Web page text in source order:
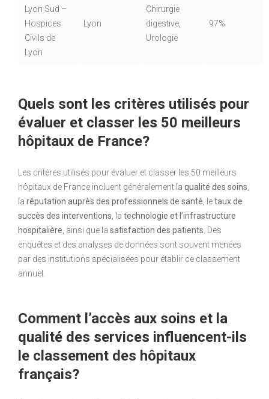
Lyon Sud –
Hospices
Civils de
Lyon
Lyon
Chirurgie
digestive,
Urologie
97%
Quels sont les critères utilisés pour
évaluer et classer les 50 meilleurs
hôpitaux de France?
Les critères utilisés pour évaluer et classer les 50 meilleurs
hôpitaux de France incluent généralement la qualité des soins
la réputation auprès des professionnels de santé , letaux de
succès des interventions , la technologie et l’infrastructure
hospitalière , ainsi que la satisfaction des patients . Des
enquêtes et des analyses de données sont souvent menées
par des institutions spécialisées pour établir ce classement
annuel.
Comment l’accès aux soins et la
qualité des services influencent-ils
le classement des hôpitaux
français?